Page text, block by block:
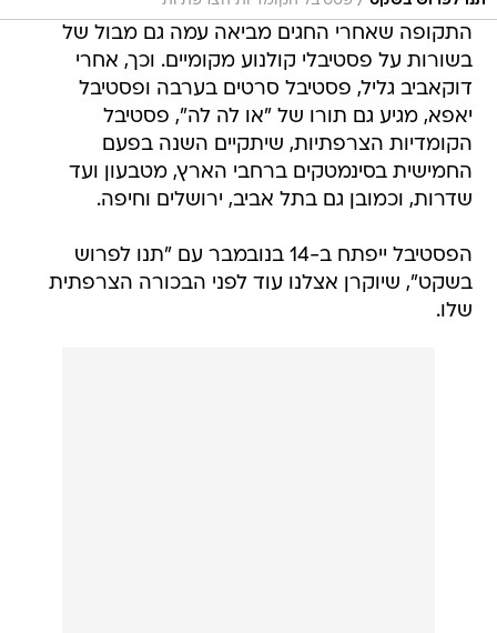
התקופה שאחרי החגים מביאה עמה גם מבול של
בשורות על פסטיבלי קולנוע מקומיים. וכך, אחרי
דוקאביב גליל, פסטיבל סרטים בערבה ופסטיבל
יאפא, מגיע גם תורו של "או לה לה", פסטיבל
הקומדיות הצרפתיות, שיתקיים השנה בפעם
החמישית בסינמטקים ברחבי הארץ, מטבעון ועד
שדרות, וכמובן גם בתל אביב, ירושלים וחיפה.
הפסטיבל ייפתח ב-14 בנובמבר עם "תנו לפרוש
בשקט", שיוקרן אצלנו עוד לפני הבכורה הצרפתית
שלו.